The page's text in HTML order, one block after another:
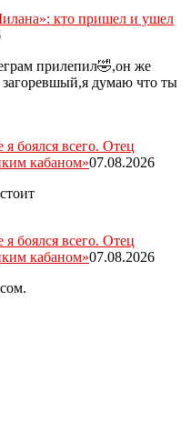
кто пришел и ушел
прилепил🤣,он же
думаю что ты
я боялся всего. Отец
кабаном»07.08.2026
я боялся всего. Отец
кабаном»07.08.2026